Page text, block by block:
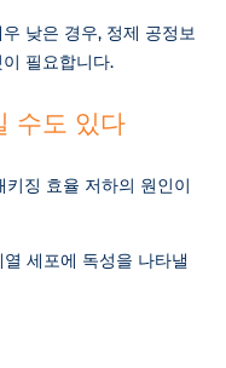
낮은 경우, 정제 공정보
필요합니다.
수도 있다
징 효율 저하의 원인이
세포에 독성을 나타낼